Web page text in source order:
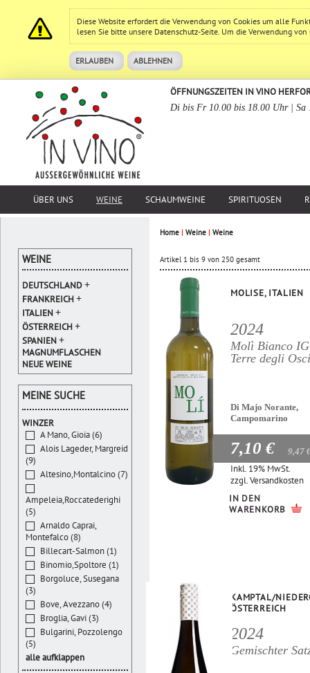
Diese Website erfordert die Verwendung von Cookies um alle
lesen Sie bitte unsere Datenschutz-Seite. Um die Verwendung
ERLAUBEN ABLEHNEN
ÖFFNUNGSZEITEN IN VINO
Di bis Fr 10.00 bis 18.00 Uhr | Sa
ÜBER UNS WEINE SCHAUMWEINE SPIRITUOSEN
Home | Weine | Weine
Artikel 1 bis 9 von 250 gesamt
MOLISE, ITALIEN
2024
Molì Bianco
Terre degli Osci
Di Majo Norante,
Campomarino
7,10 € 9,47
Inkl. 19% MwSt.
zzgl.Versandkosten
IN DEN
WARENKORB
KAMPTAL/
ÖSTERREICH
2024
Gemischter
WEINE
DEUTSCHLAND+
FRANKREICH+
ITALIEN+
ÖSTERREICH+
SPANIEN+
MAGNUMFLASCHEN
NEUE WEINE
MEINE SUCHE
WINZER
A Mano, Gioia (6)
Alois Lageder, Margreid
(9)
Altesino,Montalcino (7)
Ampeleia,Roccatederighi
(5)
Arnaldo Caprai,
Montefalco (8)
Billecart-Salmon (1)
Binomio,Spoltore (1)
Borgoluce, Susegana
(3)
Bove, Avezzano (4)
Broglia, Gavi (3)
Bulgarini, Pozzolengo
(5)
alle aufklappen